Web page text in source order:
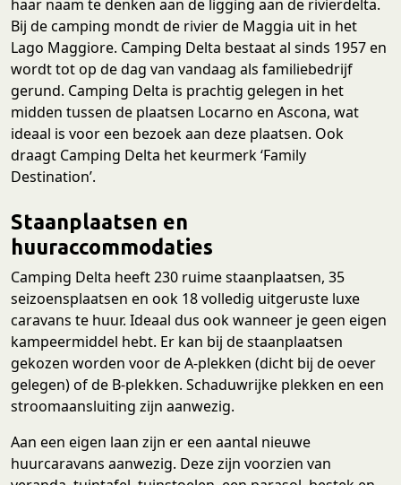
haar naam te denken aan de ligging aan de rivierdelta.
Bij de camping mondt de rivier de Maggia uit in het
Lago Maggiore. Camping Delta bestaat al sinds 1957 en
wordt tot op de dag van vandaag als familiebedrijf
gerund. Camping Delta is prachtig gelegen in het
midden tussen de plaatsen Locarno en Ascona, wat
ideaal is voor een bezoek aan deze plaatsen. Ook
draagt Camping Delta het keurmerk ‘Family
Destination’.
Staanplaatsen en
huuraccommodaties
Camping Delta heeft 230 ruime staanplaatsen, 35
seizoensplaatsen en ook 18 volledig uitgeruste luxe
caravans te huur. Ideaal dus ook wanneer je geen eigen
kampeermiddel hebt. Er kan bij de staanplaatsen
gekozen worden voor de A-plekken (dicht bij de oever
gelegen) of de B-plekken. Schaduwrijke plekken en een
stroomaansluiting zijn aanwezig.
Aan een eigen laan zijn er een aantal nieuwe
huurcaravans aanwezig. Deze zijn voorzien van